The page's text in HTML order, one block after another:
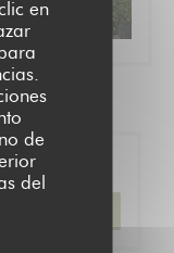
en
de
del